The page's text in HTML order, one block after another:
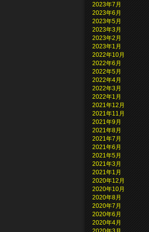
2023年7月
2023年6月
2023年5月
2023年3月
2023年2月
2023年1月
2022年10月
2022年6月
2022年5月
2022年4月
2022年3月
2022年1月
2021年12月
2021年11月
2021年9月
2021年8月
2021年7月
2021年6月
2021年5月
2021年3月
2021年1月
2020年12月
2020年10月
2020年8月
2020年7月
2020年6月
2020年4月